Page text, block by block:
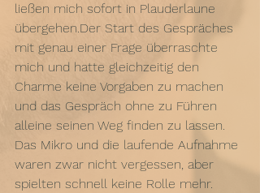
ließen mich sofort in Plauderlaune
übergehen.Der Start des Gespräches
mit genau einer Frage überraschte
mich und hatte gleichzeitig den
Charme keine Vorgaben zu machen
und das Gespräch ohne zu Führen
alleine seinen Weg finden zu lassen.
Das Mikro und die laufende Aufnahme
waren zwar nicht vergessen, aber
spielten schnell keine Rolle mehr.